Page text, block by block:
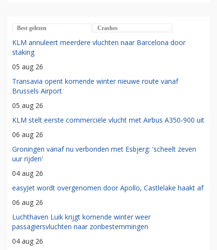
Best gelezen Crashes
KLM annuleert meerdere vluchten naar Barcelona door
staking
05 aug 26
Transavia opent komende winter nieuwe route vanaf
Brussels Airport
05 aug 26
KLM stelt eerste commerciële vlucht met Airbus A350-900 uit
06 aug 26
Groningen vanaf nu verbonden met Esbjerg: 'scheelt zeven
uur rijden'
04 aug 26
easyJet wordt overgenomen door Apollo, Castlelake haakt af
06 aug 26
Luchthaven Luik krijgt komende winter weer
passagiersvluchten naar zonbestemmingen
04 aug 26